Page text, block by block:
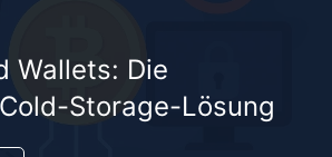
Wallets: Die
Storage-Lösung